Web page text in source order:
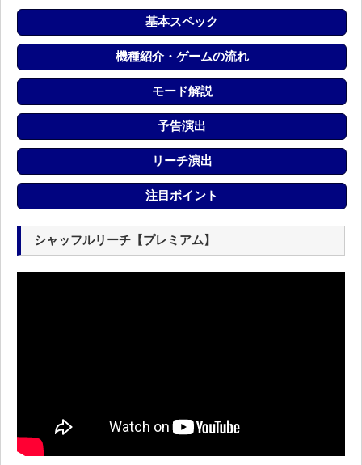
基本スペック
機種紹介・ゲームの流れ
モード解説
予告演出
リーチ演出
注目ポイント
シャッフルリーチ【プレミアム】